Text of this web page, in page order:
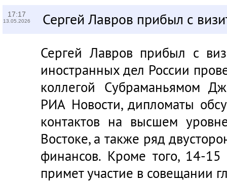
17:17
13.05.2026 Сергей Лавров прибыл с
Сергей Лавров прибыл с
иностранных дел России
коллегой Субраманьямом
РИА Новости, дипломаты
контактов на высшем
Востоке, а также ряд
финансов. Кроме того, 14-
примет участие в совещании